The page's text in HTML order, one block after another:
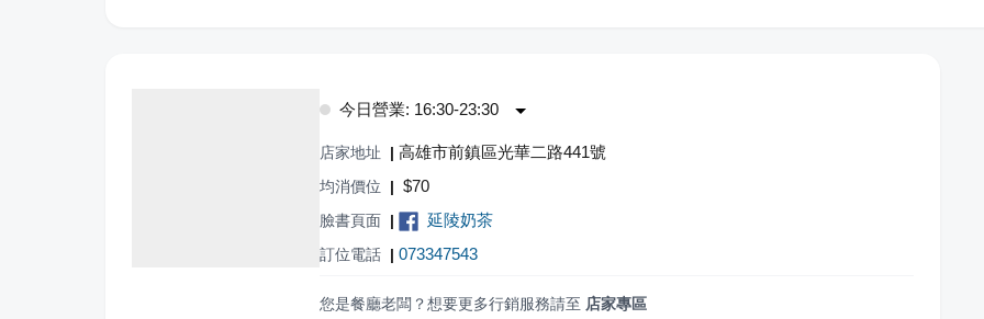
今日營業: 16:30-23:30
店家地址 | 高雄市前鎮區光華二路441號
均消價位 | $70
臉書頁面 | 延陵奶茶
訂位電話 | 073347543
您是餐廳老闆？想要更多行銷服務請至 店家專區